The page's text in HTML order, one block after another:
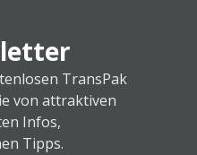
TransPak
von attraktiven
Infos,
Tipps.